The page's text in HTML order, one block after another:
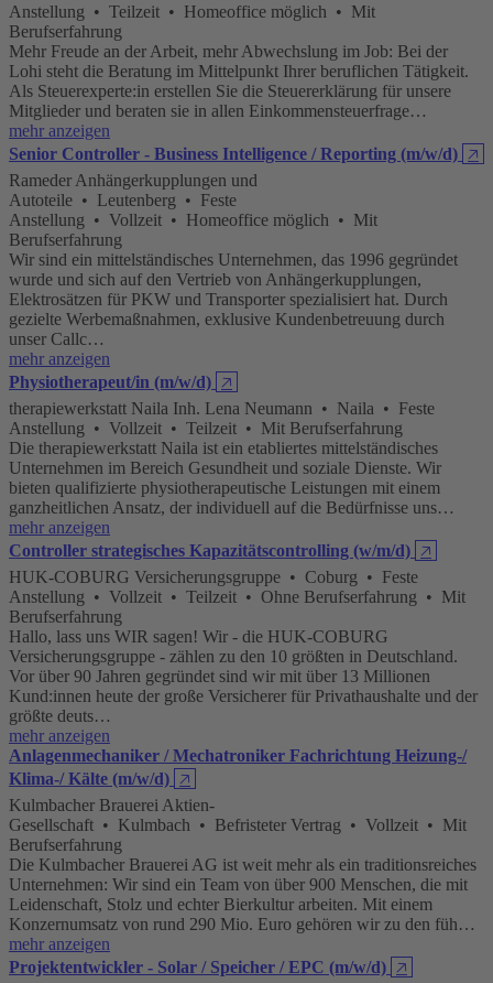
Anstellung • Teilzeit • Homeoffice möglich • Mit
Berufserfahrung
Mehr Freude an der Arbeit, mehr Abwechslung im Job: Bei der
Lohi steht die Beratung im Mittelpunkt Ihrer beruflichen Tätigkeit.
Als Steuerexperte:in erstellen Sie die Steuererklärung für unsere
Mitglieder und beraten sie in allen Einkommensteuerfrage…
mehr anzeigen
Senior Controller - Business Intelligence / Reporting (m/w/d) 🡥
Rameder Anhängerkupplungen und
Autoteile • Leutenberg • Feste
Anstellung • Vollzeit • Homeoffice möglich • Mit
Berufserfahrung
Wir sind ein mittelständisches Unternehmen, das 1996 gegründet
wurde und sich auf den Vertrieb von Anhängerkupplungen,
Elektrosätzen für PKW und Transporter spezialisiert hat. Durch
gezielte Werbemaßnahmen, exklusive Kundenbetreuung durch
unser Callc…
mehr anzeigen
Physiotherapeut/in (m/w/d) 🡥
therapiewerkstatt Naila Inh. Lena Neumann • Naila • Feste
Anstellung • Vollzeit • Teilzeit • Mit Berufserfahrung
Die therapiewerkstatt Naila ist ein etabliertes mittelständisches
Unternehmen im Bereich Gesundheit und soziale Dienste. Wir
bieten qualifizierte physiotherapeutische Leistungen mit einem
ganzheitlichen Ansatz, der individuell auf die Bedürfnisse uns…
mehr anzeigen
Controller strategisches Kapazitätscontrolling (w/m/d) 🡥
HUK-COBURG Versicherungsgruppe • Coburg • Feste
Anstellung • Vollzeit • Teilzeit • Ohne Berufserfahrung • Mit
Berufserfahrung
Hallo, lass uns WIR sagen! Wir - die HUK-COBURG
Versicherungsgruppe - zählen zu den 10 größten in Deutschland.
Vor über 90 Jahren gegründet sind wir mit über 13 Millionen
Kund:innen heute der große Versicherer für Privathaushalte und der
größte deuts…
mehr anzeigen
Anlagenmechaniker / Mechatroniker Fachrichtung Heizung-/
Klima-/ Kälte (m/w/d) 🡥
Kulmbacher Brauerei Aktien-
Gesellschaft • Kulmbach • Befristeter Vertrag • Vollzeit • Mit
Berufserfahrung
Die Kulmbacher Brauerei AG ist weit mehr als ein traditionsreiches
Unternehmen: Wir sind ein Team von über 900 Menschen, die mit
Leidenschaft, Stolz und echter Bierkultur arbeiten. Mit einem
Konzernumsatz von rund 290 Mio. Euro gehören wir zu den füh…
mehr anzeigen
Projektentwickler - Solar / Speicher / EPC (m/w/d) 🡥